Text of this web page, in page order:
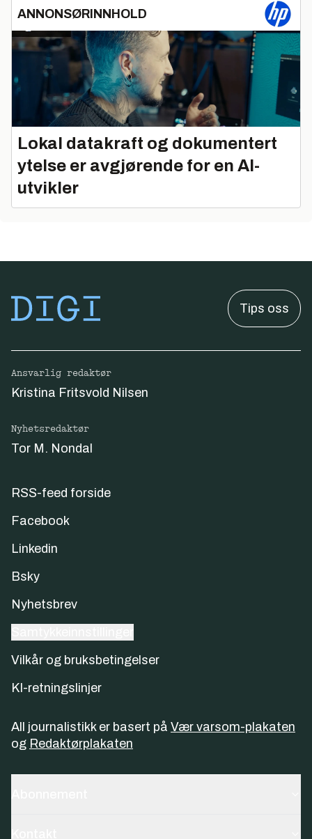
ANNONSØRINNHOLD
Lokal datakraft og dokumentert
ytelse er avgjørende for en AI-
utvikler
Tips oss
Ansvarlig redaktør
Kristina Fritsvold Nilsen
Nyhetsredaktør
Tor M. Nondal
RSS-feed forside
Facebook
Linkedin
Bsky
Nyhetsbrev
Vilkår og bruksbetingelser
KI-retningslinjer
All journalistikk er basert på Vær varsom-plakaten
og Redaktørplakaten